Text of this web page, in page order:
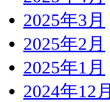
2025年3月
2025年2月
2025年1月
2024年12月